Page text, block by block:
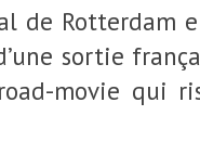
de Rotterdam
sortie
movie qui